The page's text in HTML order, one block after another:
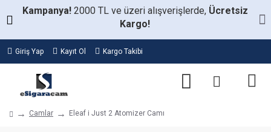
Kampanya! 2000 TL ve üzeri alışverişlerde, Ücretsiz
Kargo!
Giriş Yap Kayıt Ol Kargo Takibi
Camlar Eleaf i Just 2 Atomizer Camı